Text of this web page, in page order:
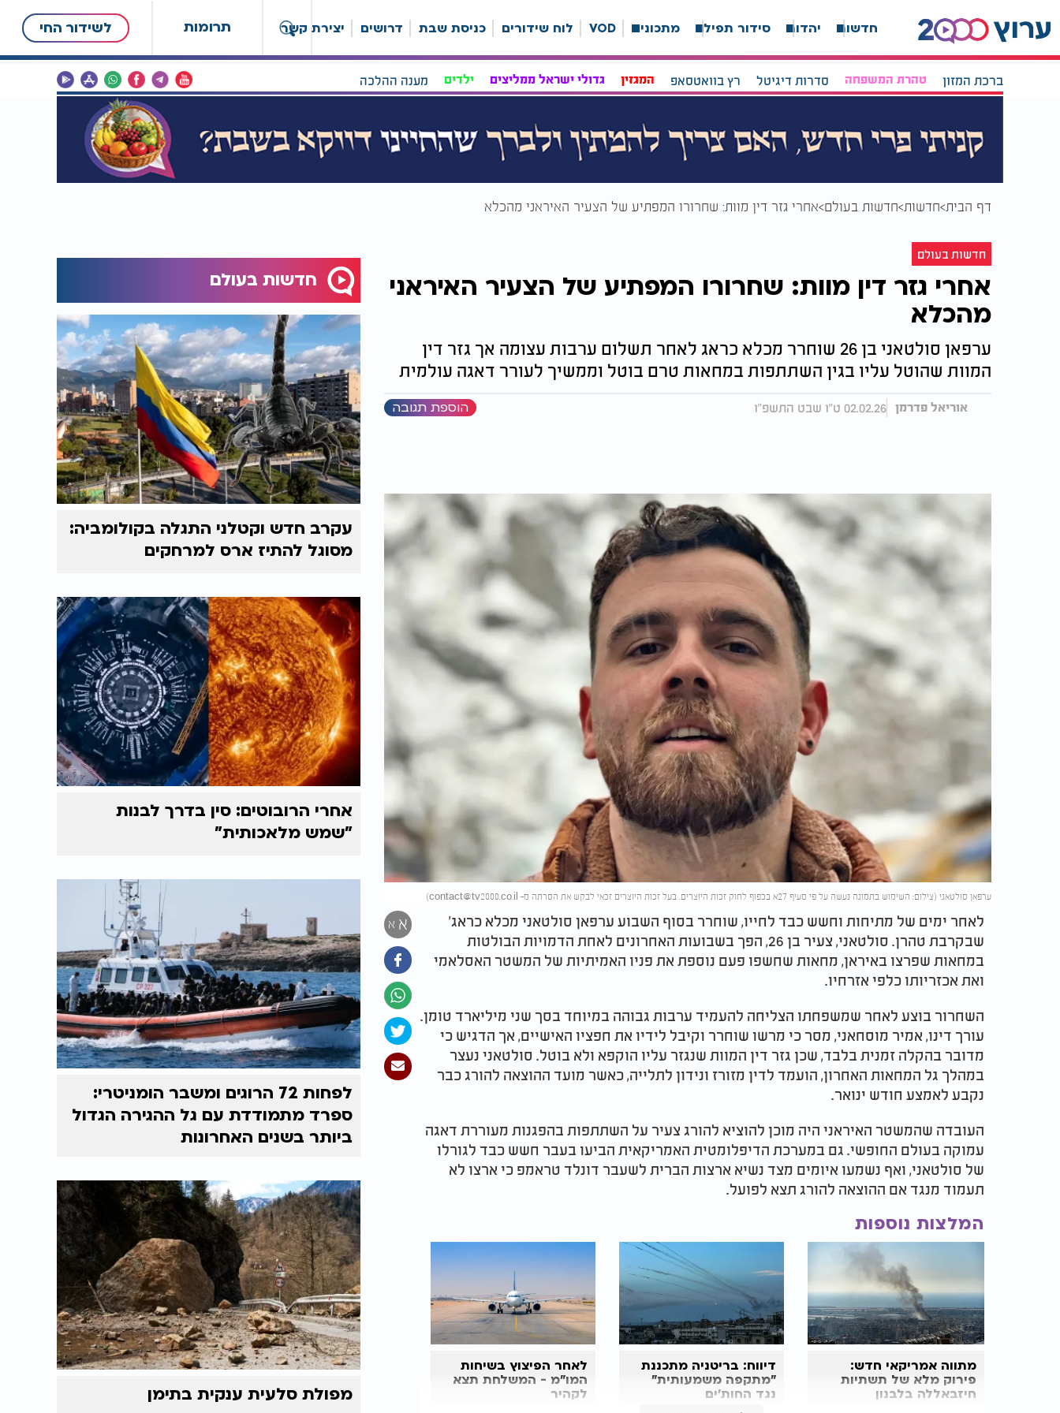
תרומות לשידור החי חדשות יהדות סידור תפילה מתכונים VOD לוח שידורים כניסת שבת דרושים יצירת קשר
ברכת המזון טהרת המשפחה סדרות דיגיטל רץ בוואטסאפ המגזין גדולי ישראל ממליצים ילדים מענה ההלכה
דף הבית חדשות חדשות בעולם אחרי גזר דין מוות: שחרורו המפתיע של הצעיר האיראני מהכלא
חדשות בעולם
אחרי גזר דין מוות: שחרורו המפתיע של הצעיר האיראני
מהכלא
ערפאן סולטאני בן 26 שוחרר מכלא כראג לאחר תשלום ערבות עצומה אך גזר דין
המוות שהוטל עליו בגין השתתפות במחאות טרם בוטל וממשיך לעורר דאגה עולמית
אוריאל פדרמן 02.02.26 ט"ו שבט התשפ"ו הוספת תגובה
ערפאן סולטאני (צילום: השימוש בתמונה נעשה על פי סעיף 27א בכפוף לחוק זכות היוצרים. בעל זכות היוצרים זכאי לבקש את הסרתה מ- contact@tv2000.co.il
)
א א
לאחר ימים של מתיחות וחשש כבד לחייו, שוחרר בסוף השבוע ערפאן סולטאני מכלא כראג'
שבקרבת טהרן. סולטאני, צעיר בן 26, הפך בשבועות האחרונים לאחת הדמויות הבולטות
במחאות שפרצו באיראן, מחאות שחשפו פעם נוספת את פניו האמיתיות של המשטר האסלאמי
ואת אכזריותו כלפי אזרחיו.
השחרור בוצע לאחר שמשפחתו הצליחה להעמיד ערבות גבוהה במיוחד בסך שני מיליארד טומן.
עורך דינו, אמיר מוסחאני, מסר כי מרשו שוחרר וקיבל לידיו את חפציו האישיים, אך הדגיש כי
מדובר בהקלה זמנית בלבד, שכן גזר דין המוות שנגזר עליו הוקפא ולא בוטל. סולטאני נעצר
במהלך גל המחאות האחרון, הועמד לדין מזורז ונידון לתלייה, כאשר מועד ההוצאה להורג כבר
נקבע לאמצע חודש ינואר.
העובדה שהמשטר האיראני היה מוכן להוציא להורג צעיר על השתתפות בהפגנות מעוררת דאגה
עמוקה בעולם החופשי. גם במערכת הדיפלומטית האמריקאית הביעו בעבר חשש כבד לגורלו
של סולטאני, ואף נשמעו איומים מצד נשיא ארצות הברית לשעבר דונלד טראמפ כי ארצו לא
תעמוד מנגד אם ההוצאה להורג תצא לפועל.
המלצות נוספות
מתווה אמריקאי חדש:
פירוק מלא של תשתיות
חיזבאללה בלבנון
דיווח: בריטניה מתכננת
"מתקפה משמעותית"
נגד החות'ים
לאחר הפיצוץ בשיחות
המו"מ - המשלחת תצא
לקהיר
חדשות בעולם
עקרב חדש וקטלני התגלה בקולומביה:
מסוגל להתיז ארס למרחקים
אחרי הרובוטים: סין בדרך לבנות
"שמש מלאכותית"
לפחות 72 הרוגים ומשבר הומניטרי:
ספרד מתמודדת עם גל ההגירה הגדול
ביותר בשנים האחרונות
מפולת סלעית ענקית בתימן